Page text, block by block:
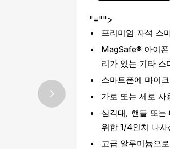
Next
"="">
프리미엄 자석 스
MagSafe® 아이
리가 있는 기타 스
스마트폰에 마이
가로 또는 세로 사
삼각대, 핸들 또는
위한 1/4인치 나
고급 알루미늄으